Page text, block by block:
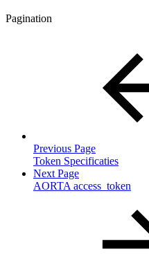
Pagination
Previous Page
Token Specificaties
Next Page
AORTA access_token